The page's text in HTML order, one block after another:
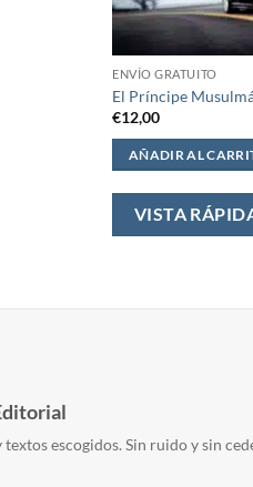
ENVÍO GRATUITO
El Príncipe
€12,00
AÑADIR AL
VISTA
textos escogidos. Sin ruido y sin